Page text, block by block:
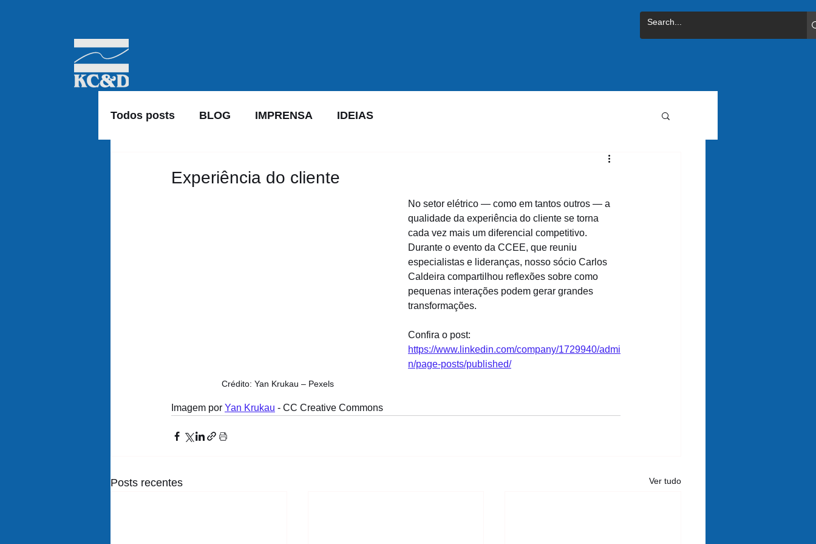
Todos posts BLOG IMPRENSA IDEIAS
Experiência do cliente
Crédito: Yan Krukau – Pexels
No setor elétrico — como em tantos outros — a
qualidade da experiência do cliente se torna
cada vez mais um diferencial competitivo.
Durante o evento da CCEE, que reuniu
especialistas e lideranças, nosso sócio Carlos
Caldeira compartilhou reflexões sobre como
pequenas interações podem gerar grandes
transformações.
Confira o post:
https://www.linkedin.com/company/1729940/admi
n/page-posts/published/
Imagem por Yan Krukau - CC Creative Commons
Posts recentes Ver tudo